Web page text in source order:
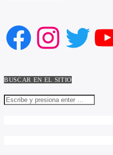
Facebook
BUSCAR EN EL SITIO